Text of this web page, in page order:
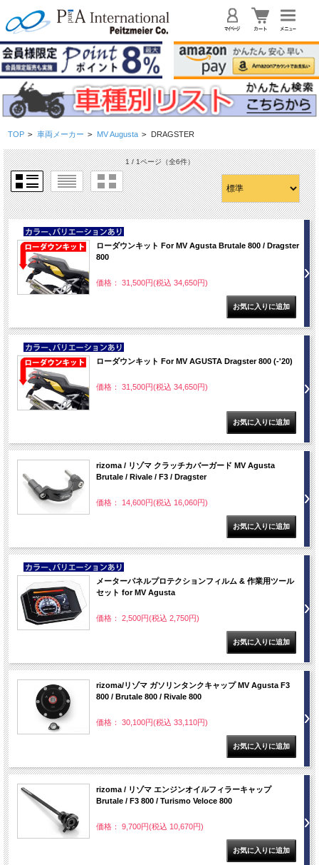
TOP > 車両メーカー > MV Augusta > DRAGSTER
1 / 1ページ（全6件）
NEW
ローダウンキット For MV Agusta Brutale 800 / Dragster
800
価格： 31,500円(税込 34,650円)
NEW
ローダウンキット For MV AGUSTA Dragster 800 (-'20)
価格： 31,500円(税込 34,650円)
rizoma / リゾマ クラッチカバーガード MV Agusta
Brutale / Rivale / F3 / Dragster
価格： 14,600円(税込 16,060円)
NEW
メーターパネルプロテクションフィルム & 作業用ツール
セット for MV Agusta
価格： 2,500円(税込 2,750円)
rizoma/リゾマ ガソリンタンクキャップ MV Agusta F3
800 / Brutale 800 / Rivale 800
価格： 30,100円(税込 33,110円)
rizoma / リゾマ エンジンオイルフィラーキャップ
Brutale / F3 800 / Turismo Veloce 800
価格： 9,700円(税込 10,670円)